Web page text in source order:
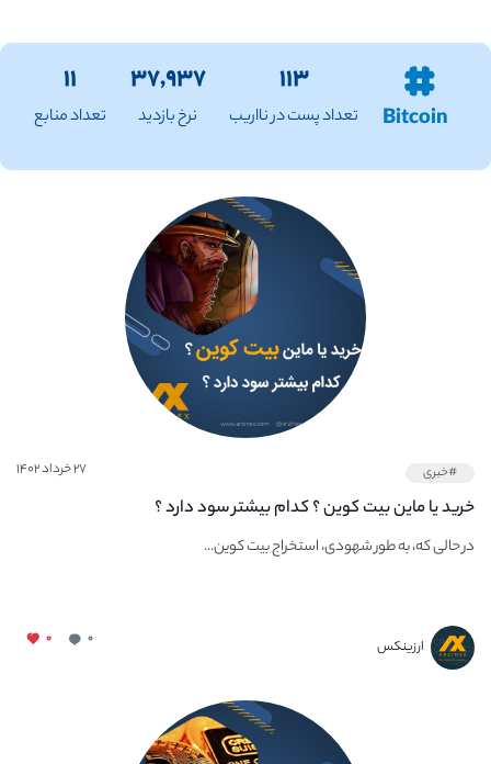
Bitcoin
۱۱۳
تعداد پست در نااریب
۳۷,۹۳۷
نرخ بازدید
۱۱
تعداد منابع
#خبری ۲۷ خرداد ۱۴۰۲
خرید یا ماین بیت کوین ؟ کدام بیشتر سود دارد ؟
در حالی که، به طور شهودی، استخراج بیت کوین...
ارزینکس ۰ ۰